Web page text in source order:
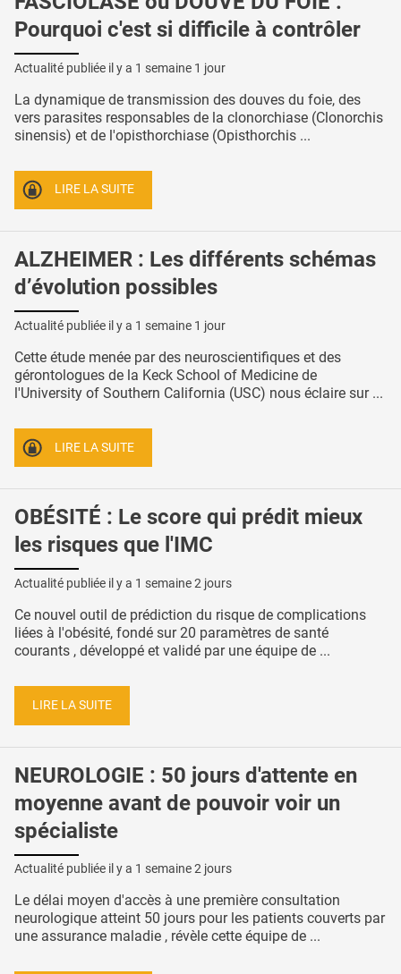
Pourquoi c'est si difficile à contrôler
Actualité publiée il y a 1 semaine 1 jour
La dynamique de transmission des douves du foie, des
vers parasites responsables de la clonorchiase (Clonorchis
sinensis) et de l'opisthorchiase (Opisthorchis ...
LIRE LA SUITE
ALZHEIMER : Les différents schémas
d’évolution possibles
Actualité publiée il y a 1 semaine 1 jour
Cette étude menée par des neuroscientifiques et des
gérontologues de la Keck School of Medicine de
l'University of Southern California (USC) nous éclaire sur ...
LIRE LA SUITE
OBÉSITÉ : Le score qui prédit mieux
les risques que l'IMC
Actualité publiée il y a 1 semaine 2 jours
Ce nouvel outil de prédiction du risque de complications
liées à l'obésité, fondé sur 20 paramètres de santé
courants , développé et validé par une équipe de ...
LIRE LA SUITE
NEUROLOGIE : 50 jours d'attente en
moyenne avant de pouvoir voir un
spécialiste
Actualité publiée il y a 1 semaine 2 jours
Le délai moyen d'accès à une première consultation
neurologique atteint 50 jours pour les patients couverts par
une assurance maladie , révèle cette équipe de ...